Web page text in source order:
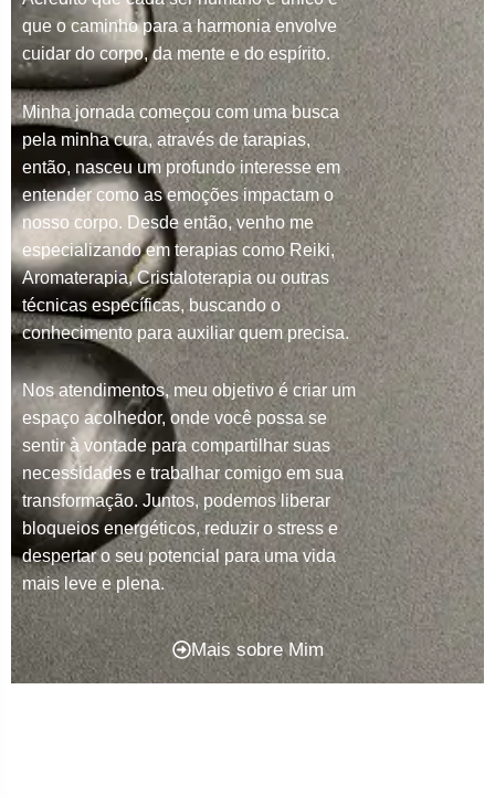
que o caminho para a harmonia envolve
cuidar do corpo, da mente e do espírito.
Minha jornada começou com uma busca
pela minha cura, através de tarapias,
então, nasceu um profundo interesse em
entender como as emoções impactam o
nosso corpo. Desde então, venho me
especializando em terapias como Reiki,
Aromaterapia, Cristaloterapia ou outras
técnicas específicas, buscando o
conhecimento para auxiliar quem precisa.
Nos atendimentos, meu objetivo é criar um
espaço acolhedor, onde você possa se
sentir à vontade para compartilhar suas
necessidades e trabalhar comigo em sua
transformação. Juntos, podemos liberar
bloqueios energéticos, reduzir o stress e
despertar o seu potencial para uma vida
mais leve e plena.
Mais sobre Mim